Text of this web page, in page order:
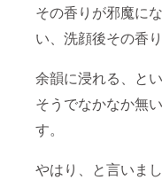
その香りが邪魔に
い、洗顔後その香
余韻に浸れる、と
そうでなかなか無
す。
やはり、と言いま